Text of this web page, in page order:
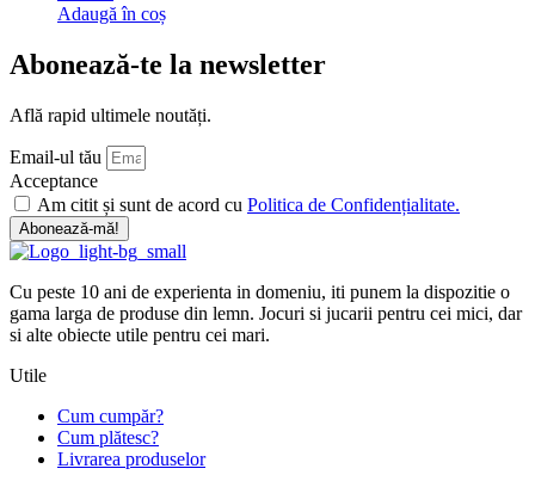
Adaugă în coș
Abonează-te la newsletter
Află rapid ultimele noutăți.
Email-ul tău
Acceptance
Am citit și sunt de acord cu Politica de Confidențialitate.
Abonează-mă!
Cu peste 10 ani de experienta in domeniu, iti punem la dispozitie o
gama larga de produse din lemn. Jocuri si jucarii pentru cei mici, dar
si alte obiecte utile pentru cei mari.
Utile
Cum cumpăr?
Cum plătesc?
Livrarea produselor